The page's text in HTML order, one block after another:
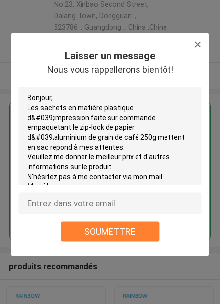
Laisser un message
Nous vous rappellerons bientôt!
SOUMETTRE
No.23, Xinbao Second Street,
Dalang Town, Dongguan，
523786，Guangdong，China ,Chine
Fournisseur vérifié
Regardez plus
Les sachets en matière
plastique d'impression faite sur
commande empaquetant le zip-
lock de papier d'aluminium de
sac
produits recommandés